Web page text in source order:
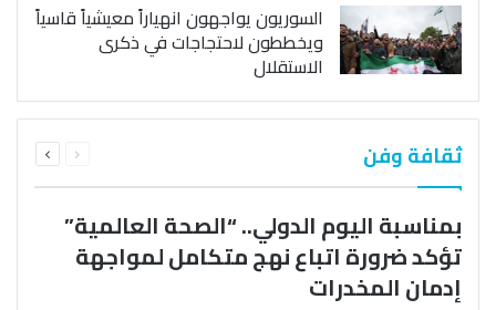
السوريون يواجهون انهياراً معيشياً قاسياً
ويخططون لاحتجاجات في ذكرى
الاستقلال
ثقافة وفن الصفحةالصفحة
بمناسبة اليوم الدولي.. “الصحة العالمية”
تؤكد ضرورة اتباع نهج متكامل لمواجهة
إدمان المخدرات